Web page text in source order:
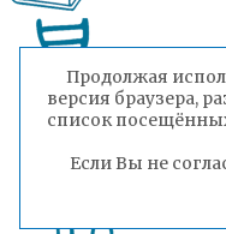
Продолжая
версия браузера,
список
Если Вы не